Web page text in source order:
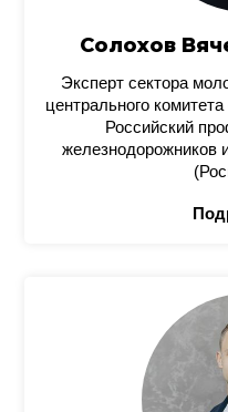
Солохов
Эксперт сектора
центрального
Российский
железнодорожников